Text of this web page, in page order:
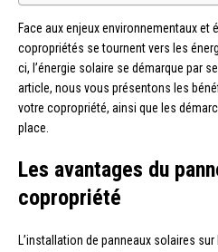
Face aux enjeux environnementaux
copropriétés se tournent vers les
ci, l’énergie solaire se démarque par
article, nous vous présentons les
votre copropriété, ainsi que les
place.
Les avantages du
copropriété
L’installation de panneaux solaires